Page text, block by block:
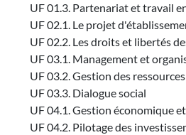
UF 01.3. Partenariat et travail
UF 02.1. Le projet
UF 02.2. Les droits et libertés
UF 03.1. Management et
UF 03.2. Gestion des
UF 03.3. Dialogue social
UF 04.1. Gestion économique
UF 04.2. Pilotage des